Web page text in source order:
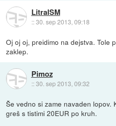
LitralSM
::30. sep 2013, 09:18
Oj oj oj, preidimo na dejstva. Tole
zaklep.
Pimoz
::30. sep 2013, 09:32
Še vedno si zame navaden lopov.
greš s tistimi 20EUR po kruh.